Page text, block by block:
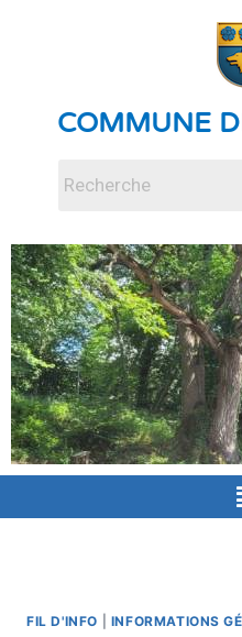
COMMUNE
FIL D'INFO INFORMATIONS